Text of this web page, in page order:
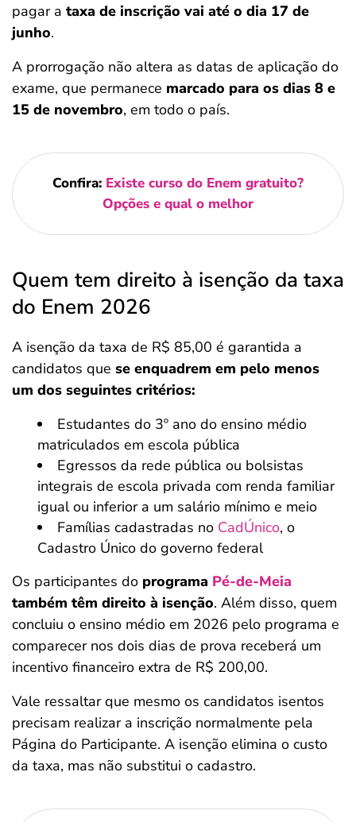
pagar a taxa de inscrição vai até o dia 17 de
junho.
A prorrogação não altera as datas de aplicação do
exame, que permanece marcado para os dias 8 e
15 de novembro, em todo o país.
Confira: Existe curso do Enem gratuito?
Opções e qual o melhor
Quem tem direito à isenção da taxa
do Enem 2026
A isenção da taxa de R$ 85,00 é garantida a
candidatos que se enquadrem em pelo menos
um dos seguintes critérios:
Estudantes do 3º ano do ensino médio
matriculados em escola pública
Egressos da rede pública ou bolsistas
integrais de escola privada com renda familiar
igual ou inferior a um salário mínimo e meio
Famílias cadastradas no CadÚnico, o
Cadastro Único do governo federal
Os participantes do programa Pé-de-Meia
também têm direito à isenção. Além disso, quem
concluiu o ensino médio em 2026 pelo programa e
comparecer nos dois dias de prova receberá um
incentivo financeiro extra de R$ 200,00.
Vale ressaltar que mesmo os candidatos isentos
precisam realizar a inscrição normalmente pela
Página do Participante. A isenção elimina o custo
da taxa, mas não substitui o cadastro.